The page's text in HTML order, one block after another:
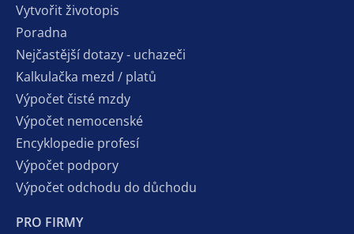
Vytvořit životopis
Poradna
Nejčastější dotazy - uchazeči
Kalkulačka mezd / platů
Výpočet čisté mzdy
Výpočet nemocenské
Encyklopedie profesí
Výpočet podpory
Výpočet odchodu do důchodu
PRO FIRMY